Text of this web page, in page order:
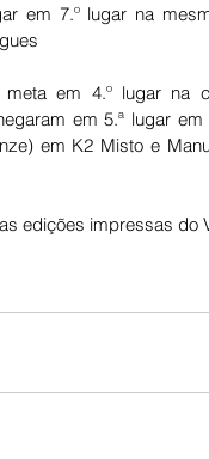
em 7.º lugar na
em 5.ª lugar
em K2 Misto e
edições impressas do